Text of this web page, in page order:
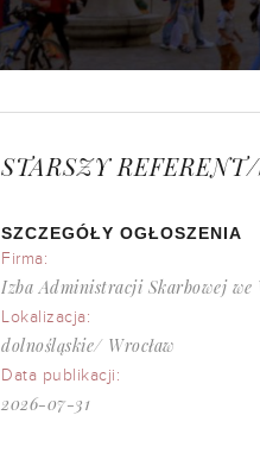
STARSZY
SZCZEGÓŁY OGŁOSZENIA
Firma:
Izba Administracji Skarbowej we
Lokalizacja:
dolnośląskie/ Wrocław
Data publikacji:
2026-07-31